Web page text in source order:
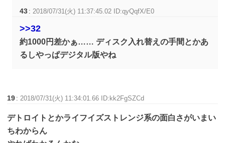
43 : 2018/07/31(火) 11:37:45.02 ID:qyQqfX/E0
>>32
約1000円差かぁ…… ディスク入れ替えの手間とかあ
るしやっぱデジタル版やね
19 : 2018/07/31(火) 11:34:01.66 ID:kk2FgSZCd
デトロイトとかライフイズストレンジ系の面白さがいまい
ちわからん